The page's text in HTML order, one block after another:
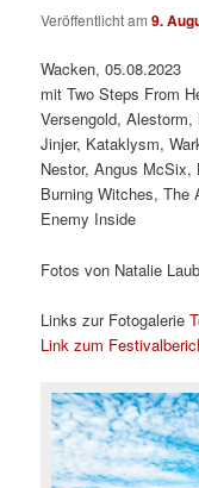
Veröffentlicht am9.
Wacken, 05.08.2023
mit Two Steps From
Versengold,
Jinjer, Kataklysm,
Nestor, Angus McSix,
Burning Witches, The
Enemy Inside
Fotos von Natalie
Links zur Fotogalerie
Link zum